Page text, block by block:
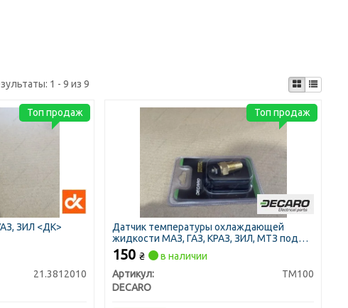
1 - 9 из 9
ЗИЛ <ДК>
21.3812010
Топ продаж
Датчик температуры охлаждающей
жидкости МАЗ, ГАЗ, КРАЗ, ЗИЛ, МТЗ под
болт (DECARO)
150₴
в наличии
Артикул:
ТМ100
DECARO
Топ продаж